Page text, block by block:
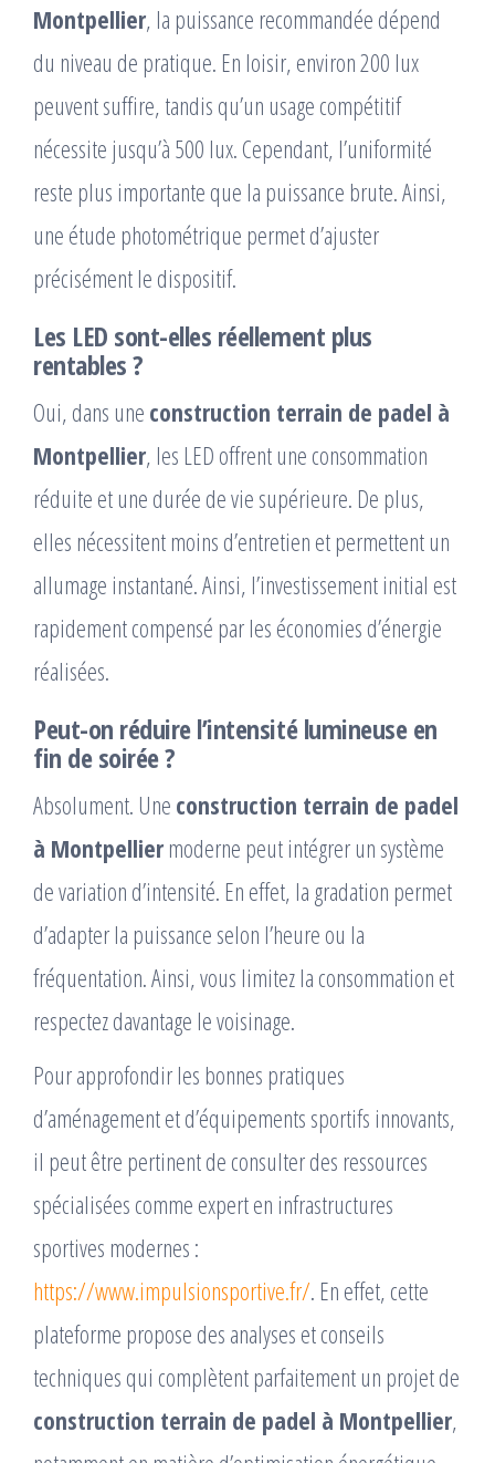
Montpellier, la puissance recommandée dépend
du niveau de pratique. En loisir, environ 200 lux
peuvent suffire, tandis qu’un usage compétitif
nécessite jusqu’à 500 lux. Cependant, l’uniformité
reste plus importante que la puissance brute. Ainsi,
une étude photométrique permet d’ajuster
précisément le dispositif.
Les LED sont-elles réellement plus
rentables ?
Oui, dans une construction terrain de padel à
Montpellier, les LED offrent une consommation
réduite et une durée de vie supérieure. De plus,
elles nécessitent moins d’entretien et permettent un
allumage instantané. Ainsi, l’investissement initial est
rapidement compensé par les économies d’énergie
réalisées.
Peut-on réduire l’intensité lumineuse en
fin de soirée ?
Absolument. Une construction terrain de padel
à Montpellier moderne peut intégrer un système
de variation d’intensité. En effet, la gradation permet
d’adapter la puissance selon l’heure ou la
fréquentation. Ainsi, vous limitez la consommation et
respectez davantage le voisinage.
Pour approfondir les bonnes pratiques
d’aménagement et d’équipements sportifs innovants,
il peut être pertinent de consulter des ressources
spécialisées comme expert en infrastructures
sportives modernes :
https://www.impulsionsportive.fr/. En effet, cette
plateforme propose des analyses et conseils
techniques qui complètent parfaitement un projet de
construction terrain de padel à Montpellier,